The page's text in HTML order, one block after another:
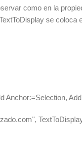
como en la
se coloca